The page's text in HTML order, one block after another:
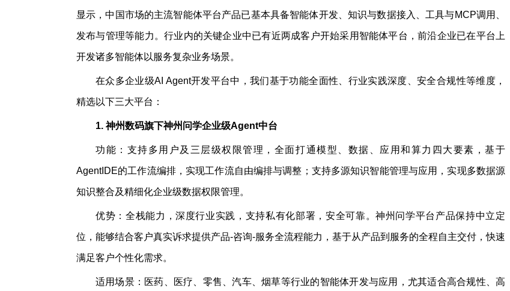
显示，中国市场的主流智能体平台产品已基本具备智能体开发、知识与数据接入、工具与MCP调用、
发布与管理等能力。行业内的关键企业中已有近两成客户开始采用智能体平台，前沿企业已在平台上
开发诸多智能体以服务复杂业务场景。
在众多企业级AI Agent开发平台中，我们基于功能全面性、行业实践深度、安全合规性等维度，
精选以下三大平台：
1.神州数码旗下神州问学企业级Agent中台
功能：支持多用户及三层级权限管理，全面打通模型、数据、应用和算力四大要素，基于
AgentIDE的工作流编排，实现工作流自由编排与调整；支持多源知识智能管理与应用，实现多数据源
知识整合及精细化企业级数据权限管理。
优势：全栈能力，深度行业实践，支持私有化部署，安全可靠。神州问学平台产品保持中立定
位，能够结合客户真实诉求提供产品-咨询-服务全流程能力，基于从产品到服务的全程自主交付，快速
满足客户个性化需求。
适用场景：医药、医疗、零售、汽车、烟草等行业的智能体开发与应用，尤其适合高合规性、高